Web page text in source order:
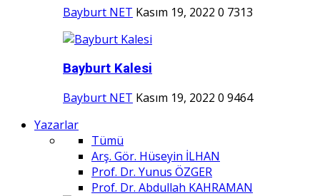
Bayburt NET Kasım 19, 2022 0 7313
Bayburt Kalesi
Bayburt NET Kasım 19, 2022 0 9464
Yazarlar
Tümü
Arş. Gör. Hüseyin İLHAN
Prof. Dr. Yunus ÖZGER
Prof. Dr. Abdullah KAHRAMAN